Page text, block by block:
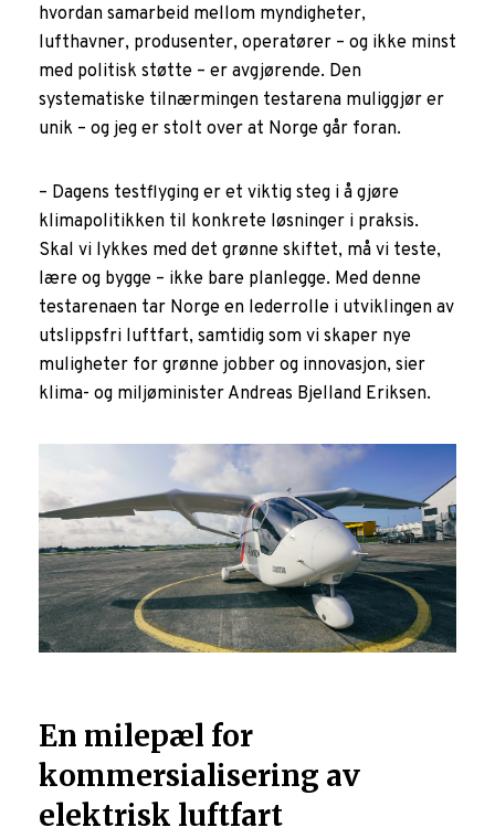
hvordan samarbeid mellom myndigheter,
lufthavner, produsenter, operatører – og ikke minst
med politisk støtte – er avgjørende. Den
systematiske tilnærmingen testarena muliggjør er
unik – og jeg er stolt over at Norge går foran.
– Dagens testflyging er et viktig steg i å gjøre
klimapolitikken til konkrete løsninger i praksis.
Skal vi lykkes med det grønne skiftet, må vi teste,
lære og bygge – ikke bare planlegge. Med denne
testarenaen tar Norge en lederrolle i utviklingen av
utslippsfri luftfart, samtidig som vi skaper nye
muligheter for grønne jobber og innovasjon, sier
klima- og miljøminister Andreas Bjelland Eriksen.
En milepæl for
kommersialisering av
elektrisk luftfart